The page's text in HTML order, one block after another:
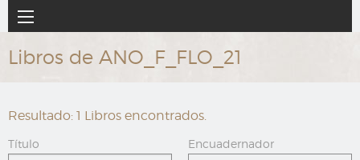
al
contenido
principal
Navegación
principal
Libros de ANO_F_FLO_21
Resultado: 1 Libros encontrados.
Título Encuadernador